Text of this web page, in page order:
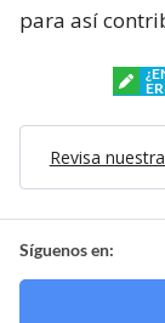
para así
Revisa
Síguenos en: